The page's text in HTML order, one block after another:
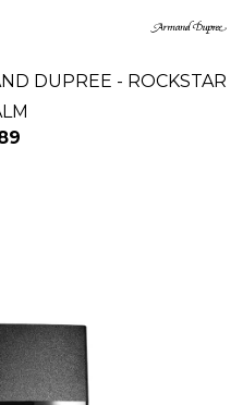
DUPREE - ROCKSTAR